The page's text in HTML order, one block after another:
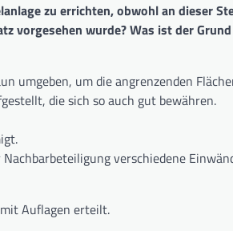
zu errichten, obwohl an dieser
vorgesehen wurde? Was ist der Grund
umgeben, um die angrenzenden
die sich so auch gut bewähren.
verschiedene
Auflagen erteilt.